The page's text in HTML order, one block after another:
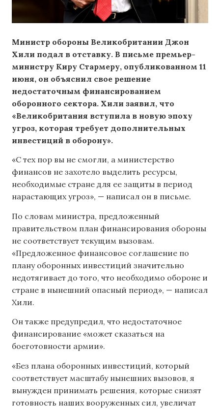
Министр обороны Великобритании Джон
Хили подал в отставку. В письме премьер-
министру Киру Стармеру, опубликованном 11
июня, он объяснил свое решение
недостаточным финансированием
оборонного сектора. Хили заявил, что
«Великобритания вступила в новую эпоху
угроз, которая требует дополнительных
инвестиций в оборону».
«С тех пор вы не смогли, а министерство
финансов не захотело выделить ресурсы,
необходимые стране для ее защиты в период
нарастающих угроз», — написал он в письме.
По словам министра, предложенный
правительством план финансирования обороны
не соответствует текущим вызовам.
«Предложенное финансовое соглашение по
плану оборонных инвестиций значительно
недотягивает до того, что необходимо обороне и
стране в нынешний опасный период», — написал
Хили.
Он также предупредил, что недостаточное
финансирование «может сказаться на
боеготовности армии».
«Без плана оборонных инвестиций, который
соответствует масштабу нынешних вызовов, я
вынужден принимать решения, которые снизят
готовность наших вооруженных сил, увеличат